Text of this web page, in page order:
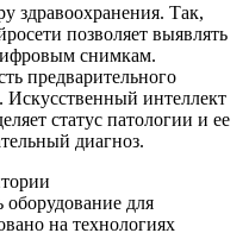
здравоохранения. Так,
позволяет выявлять
снимкам.
предварительного
Искусственный интеллект
статус патологии и ее
диагноз.
оборудование для
на технологиях